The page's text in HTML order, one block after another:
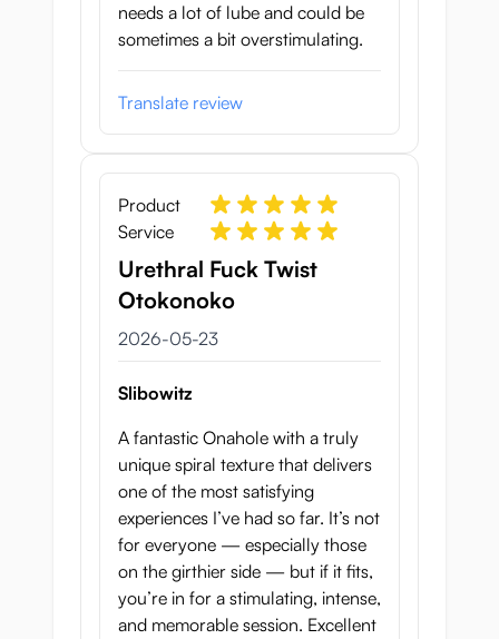
needs a lot of lube and could be
sometimes a bit overstimulating.
Translate review
Product
Service
Urethral Fuck Twist
Otokonoko
23 maj 2026
2026-05-23
Slibowitz
A fantastic Onahole with a truly
unique spiral texture that delivers
one of the most satisfying
experiences I’ve had so far. It’s not
for everyone — especially those
on the girthier side — but if it fits,
you’re in for a stimulating, intense,
and memorable session. Excellent